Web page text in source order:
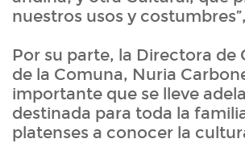
nuestros usos y
Por su parte, la Directora
de la Comuna, Nuria
importante que se lleve
destinada para toda la
platenses a conocer la